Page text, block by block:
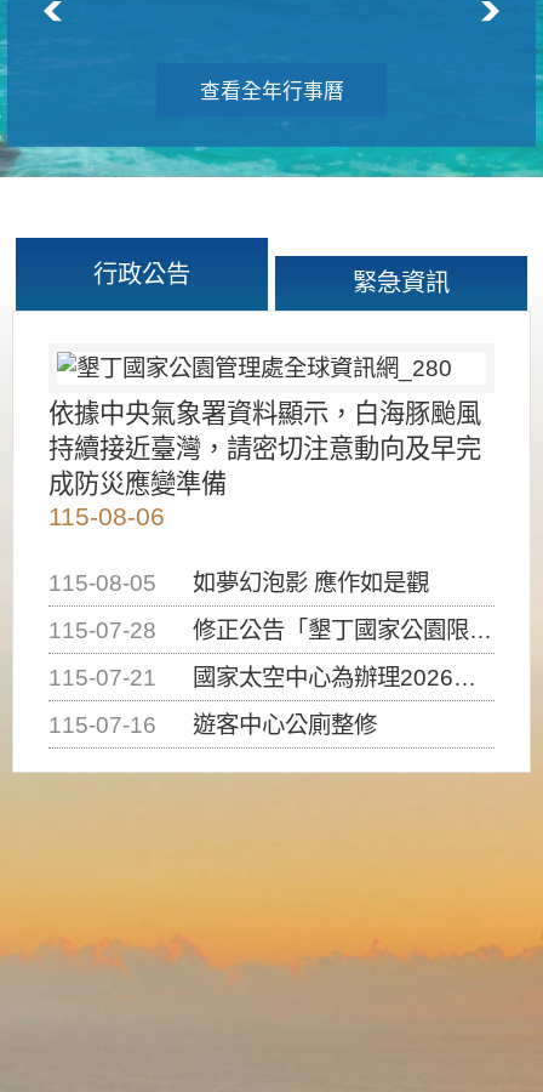
查看全年行事曆
行政公告 緊急資訊
依據中央氣象署資料顯示，白海豚颱風
持續接近臺灣，請密切注意動向及早完
成防災應變準備
115-08-06
115-08-05
如夢幻泡影 應作如是觀
115-07-28
修正公告「墾丁國家公園限制水域遊憩活動之種類、範圍、時間及行為」，自即日生效。
115-07-21
國家太空中心為辦理2026台灣盃火箭競賽，陸、海、空域警戒及協調相關事宜，因颱風備案事宜
115-07-16
遊客中心公廁整修